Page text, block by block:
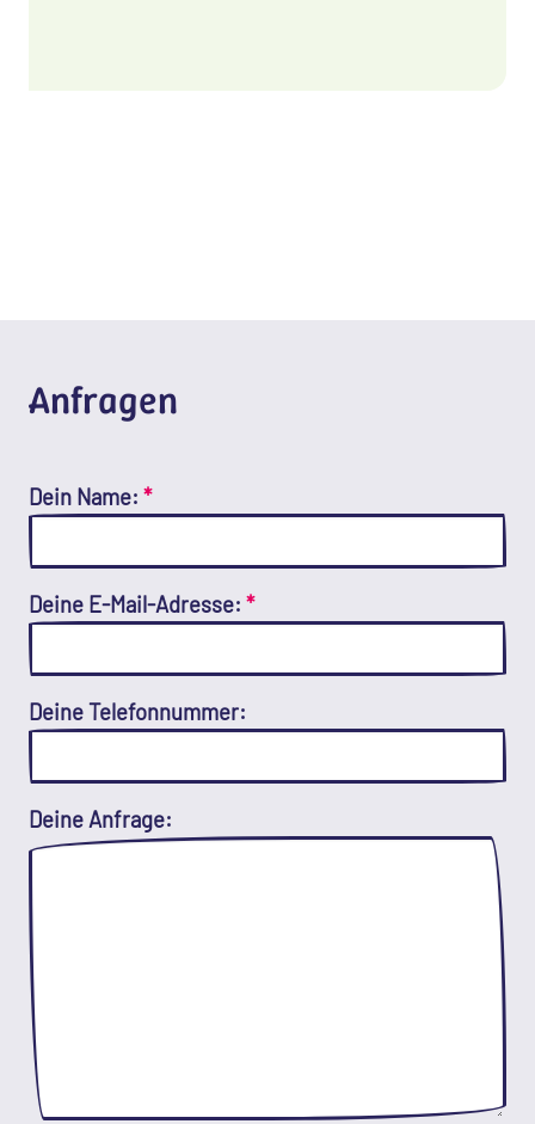
Anfragen
Dein Name: *
Deine E-Mail-Adresse: *
Deine Telefonnummer:
Deine Anfrage: